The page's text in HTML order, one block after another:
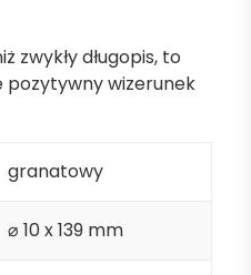
zwykły długopis, to
pozytywny wizerunek
granatowy
⌀ 10 x 139 mm